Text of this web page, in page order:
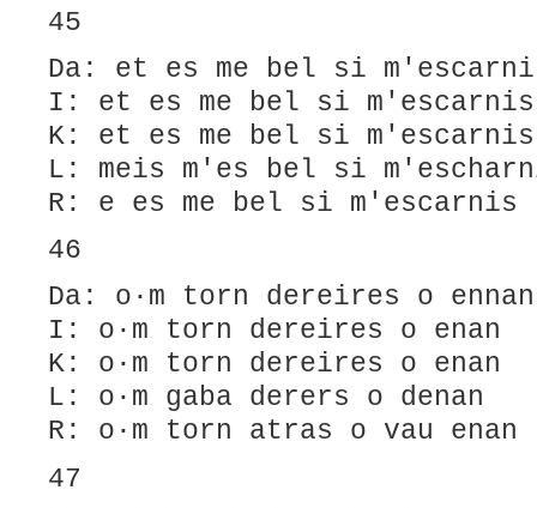
45
Da: et es me bel si
I: et es me bel si m'escarnis
K: et es me bel si m'escarnis
L: meis m'es bel si
R: e es me bel si m'escarnis
46
Da: o·m torn dereires o ennan
I: o·m torn dereires o enan
K: o·m torn dereires o enan
L: ​o·m gaba derers o denan
R: o·m torn atras o vau enan
47